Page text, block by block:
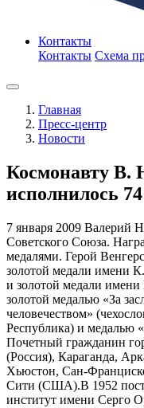
Контакты
Контакты Схема
Главная
Пресс-центр
Новости
Космонавту В.
исполнилось 74
7 января 2009 Валерий
Советского Союза.
медалями. Герой
золотой медали имени
и золотой медали
золотой медалью «За
человечеством»
Республика) и медалью
Почетный гражданин
(Россия), Караганда,
Хьюстон, Сан-
Сити (США).В 1952
институт имени Серго